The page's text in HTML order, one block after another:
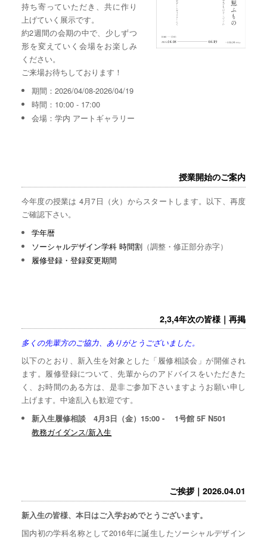
持ち寄っていただき、共に作り
上げていく展示です。
約2週間の会期の中で、少しずつ
形を変えていく会場をお楽しみ
ください。
ご来場お待ちしております！
期間：2026/04/08-2026/04/19
時間：10:00 - 17:00
会場：学内 アートギャラリー
授業開始のご案内
今年度の授業は 4月7日（火）からスタートします。以下、再度
ご確認下さい。
学年暦
ソーシャルデザイン学科 時間割 （調整・修正部分赤字）
履修登録・登録変更期間
2,3,4年次の皆様｜再掲
多くの先輩方のご協力、ありがとうございました。
以下のとおり、新入生を対象とした「履修相談会」が開催され
ます。履修登録について、先輩からのアドバイスをいただきた
く、お時間のある方は、是非ご参加下さいますようお願い申し
上げます。中途乱入も歓迎です。
新入生履修相談 4月3日（金）15:00 - 1号館 5F N501
教務ガイダンス/新入生
ご挨拶｜2026.04.01
新入生の皆様、本日はご入学おめでとうございます。
国内初の学科名称として2016年に誕生したソーシャルデザイン